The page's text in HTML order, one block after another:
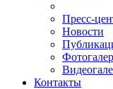
Пресс-
Новости
Контакты